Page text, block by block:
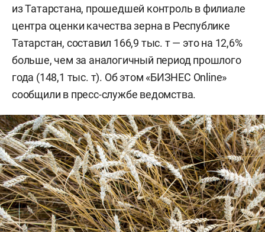
из Татарстана, прошедшей контроль в филиале
центра оценки качества зерна в Республике
Татарстан, составил 166,9 тыс. т — это на 12,6%
больше, чем за аналогичный период прошлого
года (148,1 тыс. т). Об этом «БИЗНЕС Online»
сообщили в пресс-службе ведомства.